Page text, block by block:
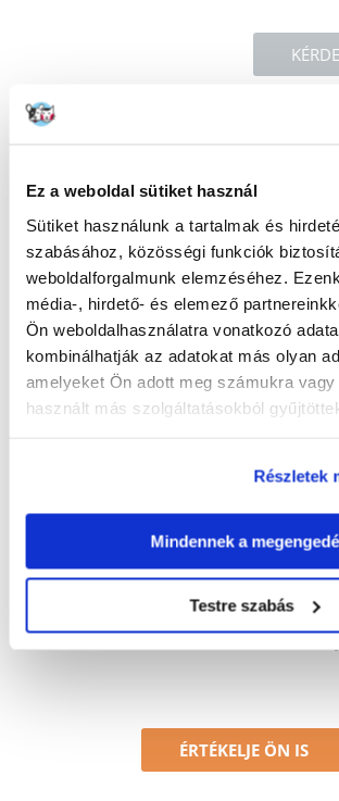
Ez a weboldal sütiket használ
Sütiket használunk a tartalmak és
szabásához, közösségi funkciók
weboldalforgalmunk elemzéséhez.
média-, hirdető- és elemező
Ön weboldalhasználatra vonatkozó
kombinálhatják az adatokat más olyan
amelyeket Ön adott meg számukra
használt más szolgáltatásokból
Részletek
Mindennek a
Testre szabás
Gyakori Kérdések (GYIK)
FAJTA: Palack
Tulajdonságok
CSOMAG SÚLYA
(KG):
0.11
GYÁRTÓ: VERSELE-LAGA
Mi a termék értékelési szabályzat?
megvásárolták ezt a terméket. A csillagok által
az összes értékelés átlaga. A felülvizsgálat
Nem található
ÉRTÉKELJE ÖN IS